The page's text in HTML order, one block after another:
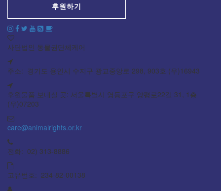
후원하기
사단법인 동물권단체케어
주소: 경기도 용인시 수지구 광교중앙로 298, 903호 (우)16943
후원물품 보내실 곳: 서울특별시 영등포구 양평로22길 31, 1층
(우)07203
care@animalrights.or.kr
전화: 02) 313-8886
고유번호: 234-82-00138